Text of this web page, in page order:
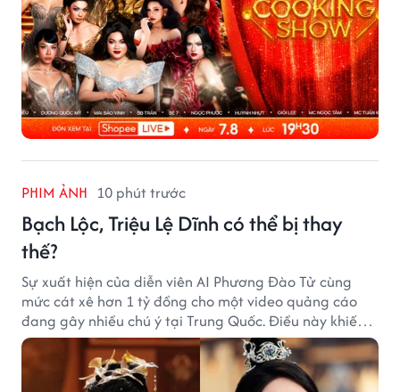
PHIM ẢNH 10 phút trước
Bạch Lộc, Triệu Lệ Dĩnh có thể bị thay
thế?
Sự xuất hiện của diễn viên AI Phương Đào Tử cùng
mức cát xê hơn 1 tỷ đồng cho một video quảng cáo
đang gây nhiều chú ý tại Trung Quốc. Điều này khiến
không ít người đặt câu hỏi liệu những ngôi sao hàng
đầu như Bạch Lộc, Triệu Lệ Dĩnh có thể bị thay thế
trong tương lai.